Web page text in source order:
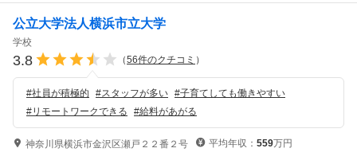
公立大学法人横浜市立大学
学校
3.8 （56件のクチコミ ）
#社員が積極的 #スタッフが多い #子育てしても働きやすい
#リモートワークできる #給料があがる
神奈川県横浜市金沢区瀬戸２２番２号 平均年収： 559万円